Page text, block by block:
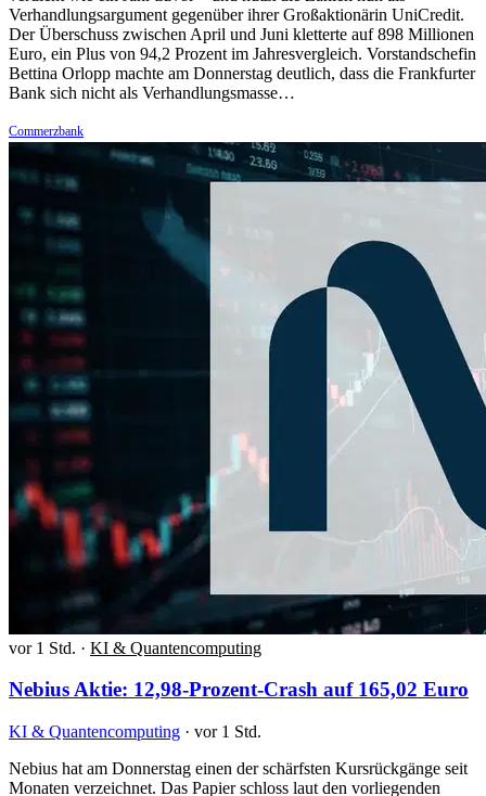
Verhandlungsargument gegenüber ihrer Großaktionärin UniCredit.
Der Überschuss zwischen April und Juni kletterte auf 898 Millionen
Euro, ein Plus von 94,2 Prozent im Jahresvergleich. Vorstandschefin
Bettina Orlopp machte am Donnerstag deutlich, dass die Frankfurter
Bank sich nicht als Verhandlungsmasse…
Commerzbank
vor 1 Std. · KI & Quantencomputing
Nebius Aktie: 12,98-Prozent-Crash auf 165,02 Euro
KI & Quantencomputing · vor 1 Std.
Nebius hat am Donnerstag einen der schärfsten Kursrückgänge seit
Monaten verzeichnet. Das Papier schloss laut den vorliegenden